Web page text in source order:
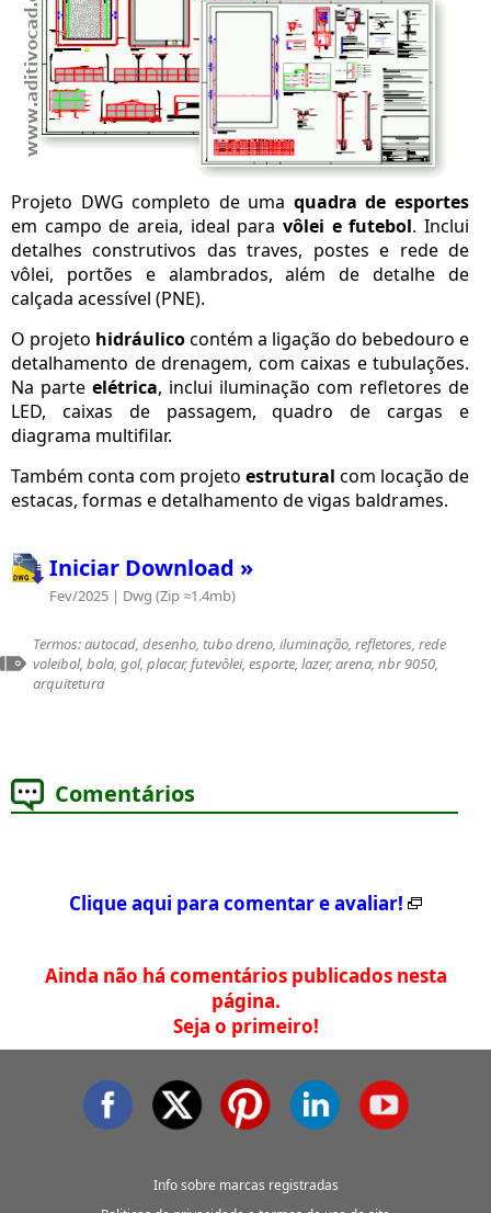
Projeto DWG completo de uma quadra de esportes
em campo de areia, ideal para vôlei e futebol. Inclui
detalhes construtivos das traves, postes e rede de
vôlei, portões e alambrados, além de detalhe de
calçada acessível (PNE).
O projeto hidráulicocontém a ligação do bebedouro e
detalhamento de drenagem, com caixas e tubulações.
Na parte elétrica, inclui iluminação com refletores de
LED, caixas de passagem, quadro de cargas e
diagrama multifilar.
Também conta com projeto estrutural com locação de
estacas, formas e detalhamento de vigas baldrames.
Iniciar Download »
Fev/2025 | Dwg (Zip ≈1.4mb)
Termos: autocad, desenho, tubo dreno, iluminação, refletores, rede
voleibol, bola, gol, placar, futevôlei, esporte, lazer, arena, nbr 9050,
arquitetura
Comentários
Clique aqui para comentar e avaliar!
Ainda não há comentários publicados nesta
página.
Seja o primeiro!
Info sobre marcas registradas